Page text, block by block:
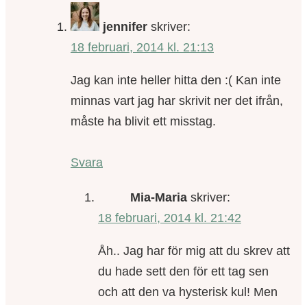
jennifer skriver:
18 februari, 2014 kl. 21:13
Jag kan inte heller hitta den :( Kan inte
minnas vart jag har skrivit ner det ifrån,
måste ha blivit ett misstag.
Svara
Mia-Maria skriver:
18 februari, 2014 kl. 21:42
Åh.. Jag har för mig att du skrev att
du hade sett den för ett tag sen
och att den va hysterisk kul! Men